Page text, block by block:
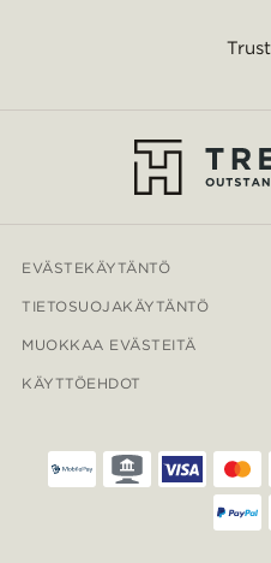
EVÄSTEKÄYTÄNTÖ
TIETOSUOJAKÄYTÄNTÖ
MUOKKAA EVÄSTEITÄ
KÄYTTÖEHDOT